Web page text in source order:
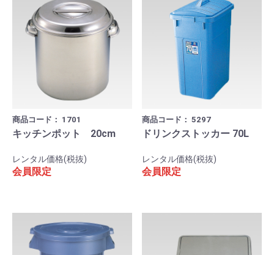
商品コード： 1701
キッチンポット 20cm
レンタル価格(税抜)
会員限定
商品コード： 5297
ドリンクストッカー 70L
レンタル価格(税抜)
会員限定